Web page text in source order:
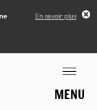
En savoir plus
MENU